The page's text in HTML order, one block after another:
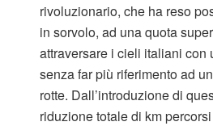
rivoluzionario, che ha reso
in sorvolo, ad una quota
attraversare i cieli italiani con
senza far più riferimento ad
rotte. Dall’introduzione di
riduzione totale di km